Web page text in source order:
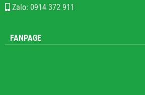
Zalo: 0914 372 911
FANPAGE